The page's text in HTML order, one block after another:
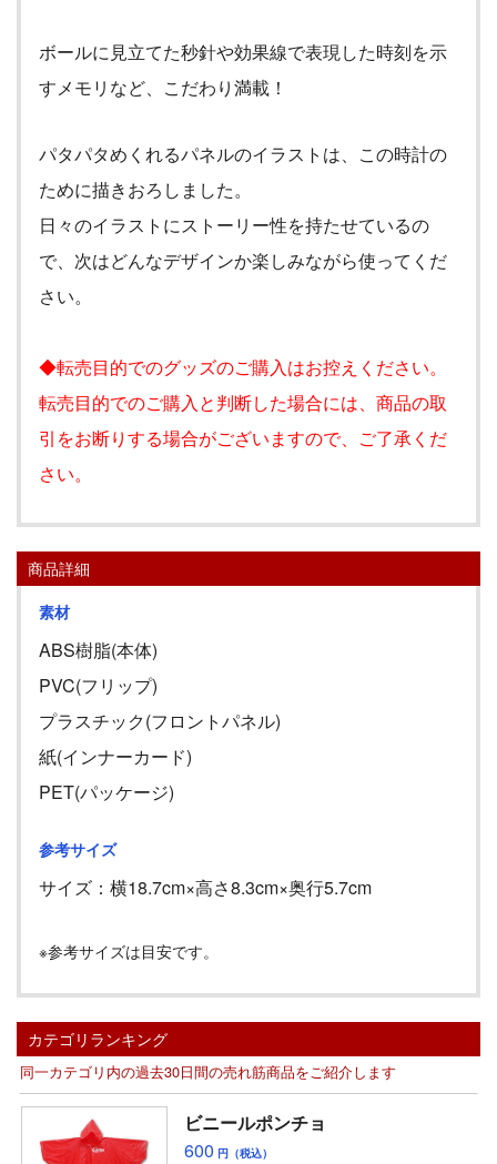
ボールに見立てた秒針や効果線で表現した時刻を示
すメモリなど、こだわり満載！
パタパタめくれるパネルのイラストは、この時計の
ために描きおろしました。
日々のイラストにストーリー性を持たせているの
で、次はどんなデザインか楽しみながら使ってくだ
さい。
◆転売目的でのグッズのご購入はお控えください。
転売目的でのご購入と判断した場合には、商品の取
引をお断りする場合がございますので、ご了承くだ
さい。
商品詳細
素材
ABS樹脂(本体)
PVC(フリップ)
プラスチック(フロントパネル)
紙(インナーカード)
PET(パッケージ)
参考サイズ
サイズ：横18.7cm×高さ8.3cm×奥行5.7cm
※参考サイズは目安です。
カテゴリランキング
同一カテゴリ内の過去30日間の売れ筋商品をご紹介します
ビニールポンチョ
600 円（税込）